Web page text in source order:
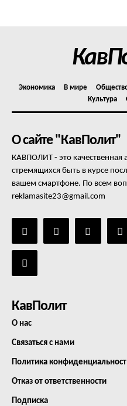
Экономика В мире
Культура
О сайте "КавПолит"
КАВПОЛИТ - это
стремящихся быть в курсе
вашем смартфоне. По всем
reklamasite23@gmail.com
КавПолит
О нас
Связаться с нами
Политика
Отказ от ответственности
Подписка